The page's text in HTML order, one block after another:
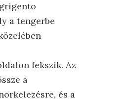
a tengerbe
fekszik. Az
a
és a